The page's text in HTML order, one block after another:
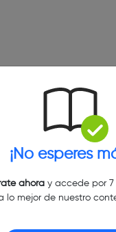
¡No esperes
ahoray accede por 7
lo mejor de nuestro